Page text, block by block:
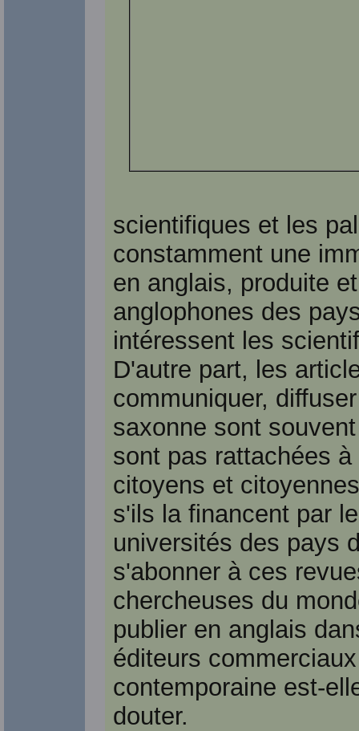
scientifiques et les
constamment une
en anglais, produite
anglophones des
intéressent les
D'autre part, les
communiquer,
saxonne sont
sont pas rattachées
citoyens et
s'ils la financent par
universités des pays
s'abonner à ces
chercheuses du
publier en anglais
éditeurs
contemporaine est-
douter.